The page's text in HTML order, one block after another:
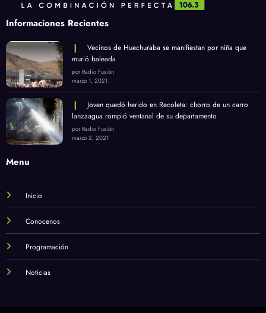
Informaciones Recientes
Vecinos de Huechuraba se manifiestan por niña que
murió baleada
por Radio Fusión
marzo 1, 2021
Joven quedó herido en Recoleta: chorro de un carro
lanzaagua rompió ventanal de su departamento
por Radio Fusión
marzo 2, 2021
Menu
Inicio
Conocenos
Programación
Noticias